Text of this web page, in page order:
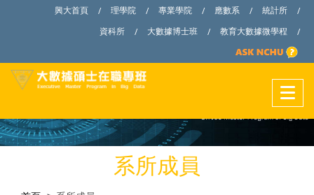
興大首頁 / 理學院 / 專業學院 / 應數系 / 統計所
/
資科所
/ 大數據博士班 / 教育大數據微學程 /
系所成員